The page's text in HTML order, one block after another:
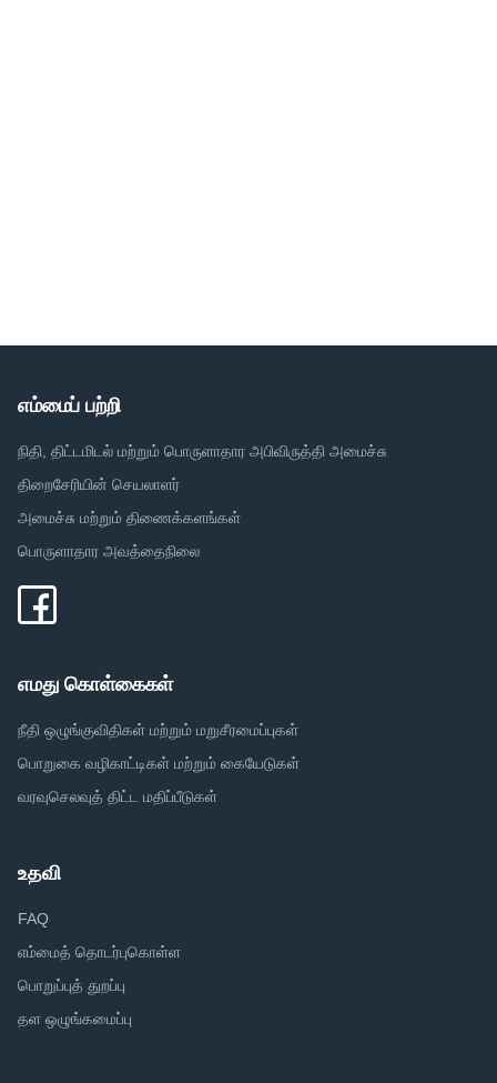
எம்மைப் பற்றி
நிதி, திட்டமிடல் மற்றும் பொருளாதார அபிவிருத்தி அமைச்சு
திறைசேரியின் செயலாளர்
அமைச்சு மற்றும் திணைக்களங்கள்
பொருளாதார அவத்தைநிலை
எமது கொள்கைகள்
நீதி ஒழுங்குவிதிகள் மற்றும் மறுசீரமைப்புகள்
பொறுகை வழிகாட்டிகள் மற்றும் கையேடுகள்
வரவுசெலவுத் திட்ட மதிப்பீடுகள்
உதவி
FAQ
எம்மைத் தொடர்புகொள்ள
பொறுப்புத் துறப்பு
தள ஒழுங்கமைப்பு